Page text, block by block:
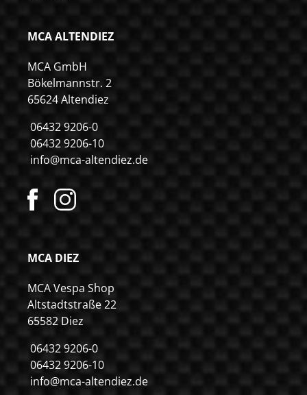
MCA ALTENDIEZ
MCA GmbH
Bökelmannstr. 2
65624 Altendiez
06432 9206-0
06432 9206-10
info@mca-altendiez.de
MCA DIEZ
MCA Vespa Shop
Altstadtstraße 22
65582 Diez
06432 9206-0
06432 9206-10
info@mca-altendiez.de